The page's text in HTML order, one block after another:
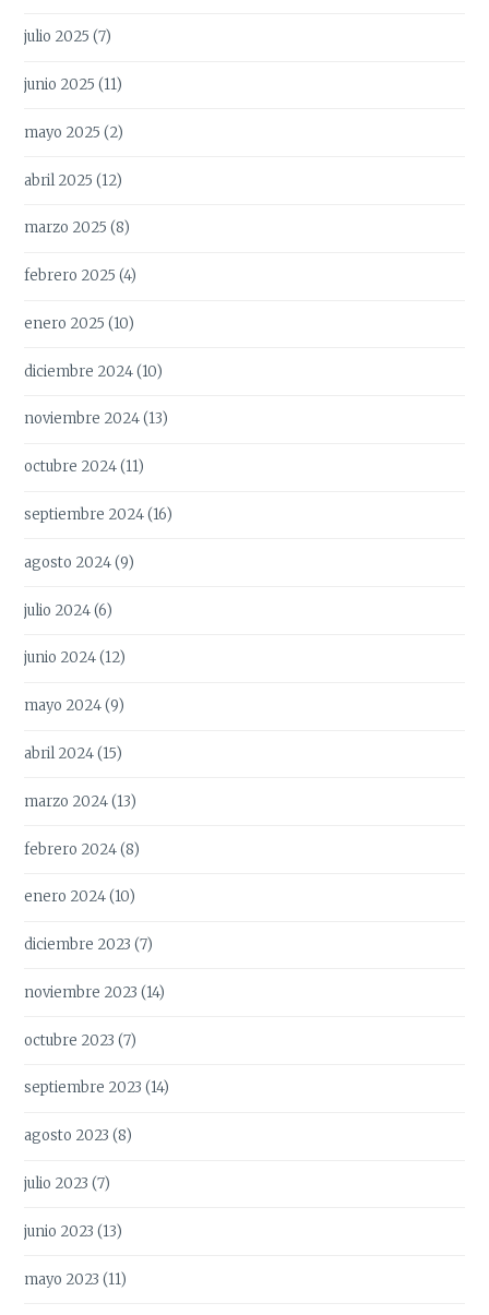
julio 2025 (7)
junio 2025 (11)
mayo 2025 (2)
abril 2025 (12)
marzo 2025 (8)
febrero 2025 (4)
enero 2025 (10)
diciembre 2024(10)
noviembre 2024(13)
octubre 2024(11)
septiembre 2024(16)
agosto 2024(9)
julio 2024(6)
junio 2024(12)
mayo 2024(9)
abril 2024(15)
marzo 2024(13)
febrero 2024(8)
enero 2024(10)
diciembre 2023 (7)
noviembre 2023 (14)
octubre 2023 (7)
septiembre 2023 (14)
agosto 2023 (8)
julio 2023 (7)
junio 2023 (13)
mayo 2023 (11)